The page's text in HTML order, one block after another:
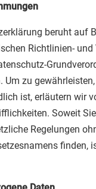
beruht auf
Richtlinien-
Um zu
ist, erläutern wir
Soweit
Regelungen
finden,